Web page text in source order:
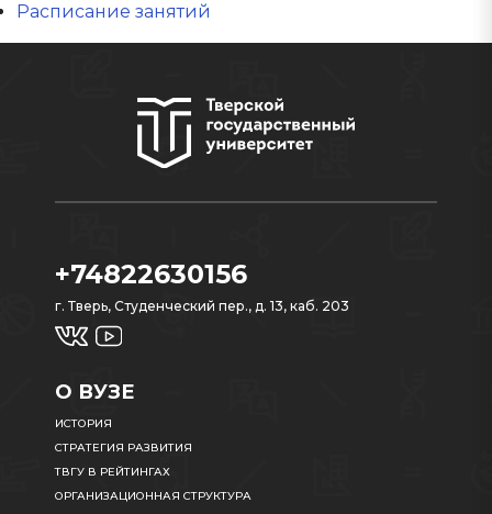
Расписание занятий
+74822630156
г. Тверь, Студенческий пер., д. 13, каб. 203
О ВУЗЕ
ИСТОРИЯ
СТРАТЕГИЯ РАЗВИТИЯ
ТВГУ В РЕЙТИНГАХ
ОРГАНИЗАЦИОННАЯ СТРУКТУРА